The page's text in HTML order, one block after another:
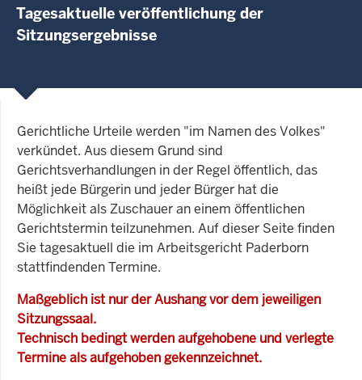
Tagesaktuelle veröffentlichung der
Sitzungsergebnisse
Gerichtliche Urteile werden "im Namen des Volkes"
verkündet. Aus diesem Grund sind
Gerichtsverhandlungen in der Regel öffentlich, das
heißt jede Bürgerin und jeder Bürger hat die
Möglichkeit als Zuschauer an einem öffentlichen
Gerichtstermin teilzunehmen. Auf dieser Seite finden
Sie tagesaktuell die im Arbeitsgericht Paderborn
stattfindenden Termine.
Maßgeblich ist nur der Aushang vor dem jeweiligen
Sitzungssaal.
Technisch bedingt werden aufgehobene und verlegte
Termine als aufgehoben gekennzeichnet.